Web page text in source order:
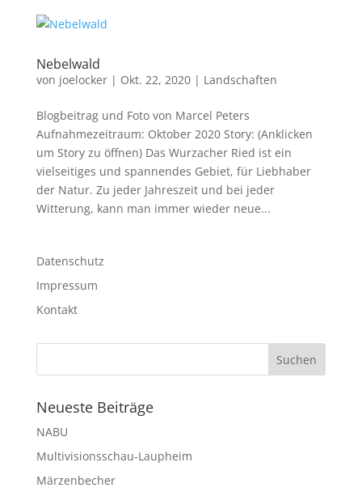
Nebelwald
von joelocker| Okt. 22, 2020| Landschaften
Blogbeitrag und Foto von Marcel Peters
Aufnahmezeitraum: Oktober 2020 Story: (Anklicken
um Story zu öffnen) Das Wurzacher Ried ist ein
vielseitiges und spannendes Gebiet, für Liebhaber
der Natur. Zu jeder Jahreszeit und bei jeder
Witterung, kann man immer wieder neue...
Datenschutz
Impressum
Kontakt
Neueste Beiträge
NABU
Multivisionsschau-Laupheim
Märzenbecher